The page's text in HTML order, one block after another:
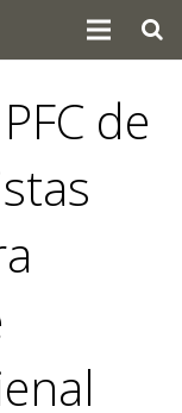
de